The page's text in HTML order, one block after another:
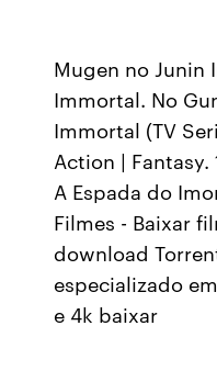
Mugen no Junin
Immortal. No
Immortal (TV
Action | Fantasy.
A Espada do
Filmes - Baixar
download
especializado
e 4k baixar